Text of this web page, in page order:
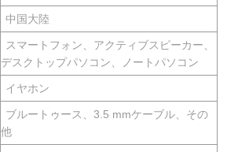
中国大陸
スマートフォン、アクティブスピーカー、
デスクトップパソコン、ノートパソコン
イヤホン
ブルートゥース、3.5 mmケーブル、その
他